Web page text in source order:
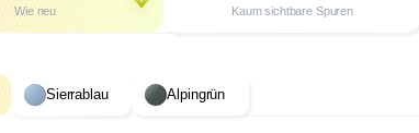
Wie neu Kaum sichtbare Spuren
Sierrablau Alpingrün